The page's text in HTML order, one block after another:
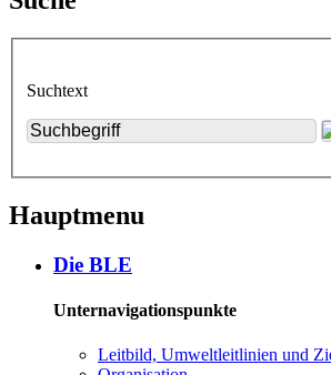
Suchtext
Hauptmenu
Die BLE
Unternavigationspunkte
Leit­bild, Um­welt­leit­li­ni­en und